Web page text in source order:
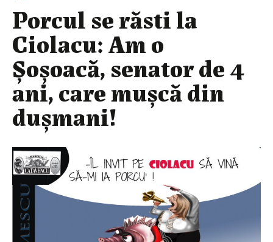
Porcul se răsti la
Ciolacu: Am o
Șoșoacă, senator de 4
ani, care mușcă din
dușmani!